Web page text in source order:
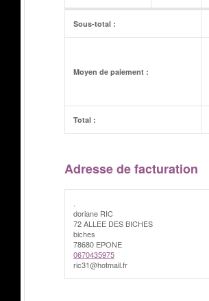
Sous-total :
Moyen de paiement :
Total :
Adresse de facturation
doriane RIC
72 ALLEE DES BICHES
biches
78680 EPONE
0670435975
ric31@hotmail.fr